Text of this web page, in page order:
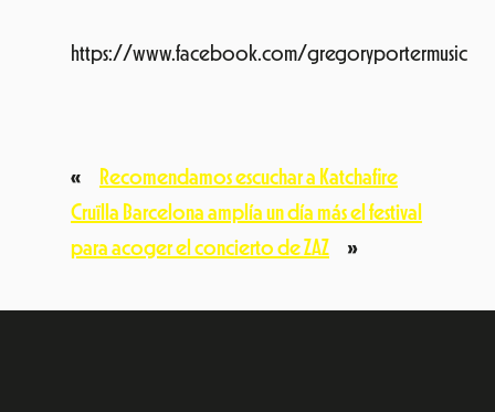
https://www.facebook.com/gregoryportermusic
«
Recomendamos escuchar a Katchafire
Cruïlla Barcelona amplía un día más el festival
para acoger el concierto de ZAZ
»